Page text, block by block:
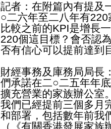
記者：在附篇內有提及
○二六年至二八年有
比較之前的KPI是增長
220個這目標？會否認
否有信心可以提前達到
財經事務及庫務局局長
們承諾在二○二五年年
擴充營業的家族辦公室
我們已經提前三個多月
和部署，包括數年前我
（《有關香港發展家